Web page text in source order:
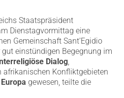
Staatspräsident
Dienstagvormittag eine
Gemeinschaft Sant’Egidio
gut einstündigen Begegnung im
Dialog,
afrikanischen Konfliktgebieten
gewesen, teilte die